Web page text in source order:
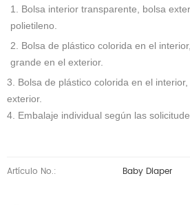
1. Bolsa interior transparente, bolsa
polietileno.
2. Bolsa de plástico colorida en el
grande en el exterior.
3. Bolsa de plástico colorida en el
exterior.
4. Embalaje individual según las
Artículo No.: Baby Diaper